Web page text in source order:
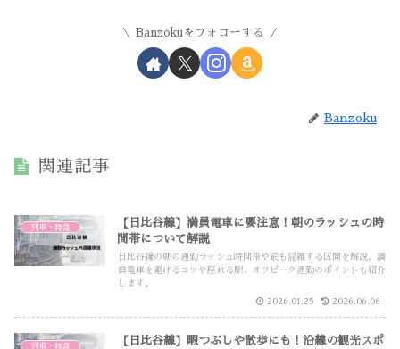
Banzokuをフォローする
Banzoku
関連記事
列車・特急
【日比谷線】満員電車に要注意！朝のラッシュの時
間帯について解説
日比谷線の朝の通勤ラッシュ時間帯や最も混雑する区間を解説。満
員電車を避けるコツや座れる駅、オフピーク通勤のポイントも紹介
します。
2026.01.25 2026.06.06
列車・特急
【日比谷線】暇つぶしや散歩にも！沿線の観光スポ